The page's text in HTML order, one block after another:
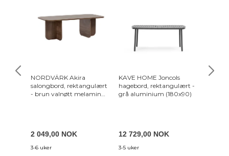
NORDVÄRK Akira
salongbord, rektangulært
- brun valnøtt melamin
2 049,00 NOK
3-6 uker
KAVE HOME Joncols
hagebord, rektangulært -
grå aluminium (180x90)
12 729,00 NOK
3-5 uker
KAVE